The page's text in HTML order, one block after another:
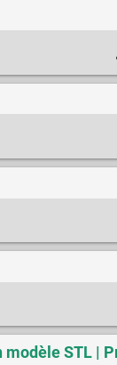
STL |